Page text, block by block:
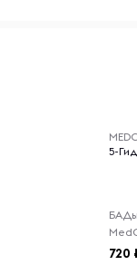
5-
БАДы
720